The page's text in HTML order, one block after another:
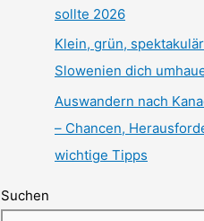
sollte 2026
Klein, grün,
Slowenien dich
Auswandern nach
– Chancen,
wichtige Tipps
Suchen